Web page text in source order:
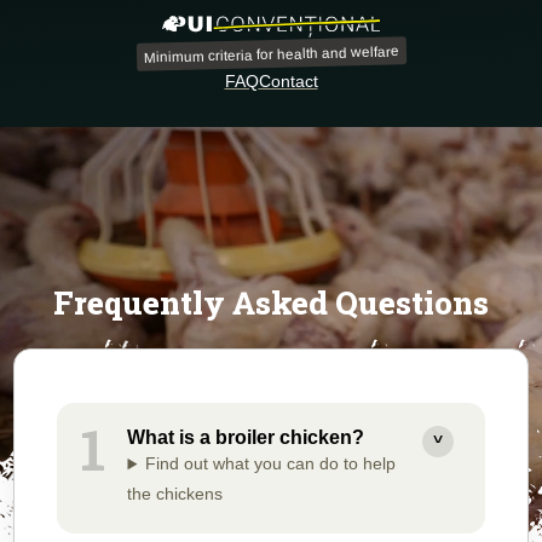
FAQContact
Minimum criteria for health and welfare
Frequently Asked Questions
What is a broiler chicken?
Find out what you can do to help
the chickens